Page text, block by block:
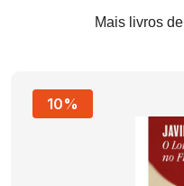
Mais livros de
10%